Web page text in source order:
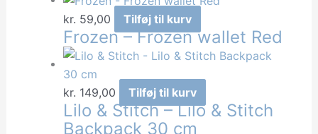
kr. 59,00 Tilføj til kurv
Frozen – Frozen wallet Red
kr. 149,00 Tilføj til kurv
Lilo & Stitch – Lilo & Stitch
Backpack 30 cm